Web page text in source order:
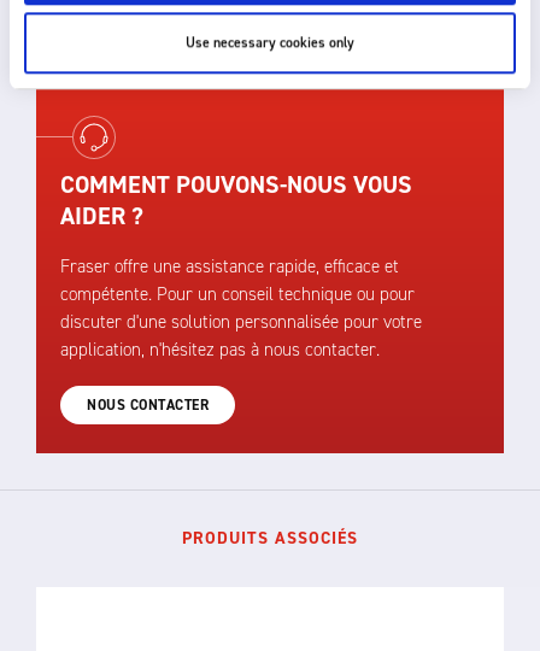
Use necessary cookies only
assistance.
COMMENT POUVONS-NOUS VOUS
AIDER ?
Fraser offre une assistance rapide, efficace et
compétente. Pour un conseil technique ou pour
discuter d'une solution personnalisée pour votre
application, n'hésitez pas à nous contacter.
NOUS CONTACTER
PRODUITS ASSOCIÉS